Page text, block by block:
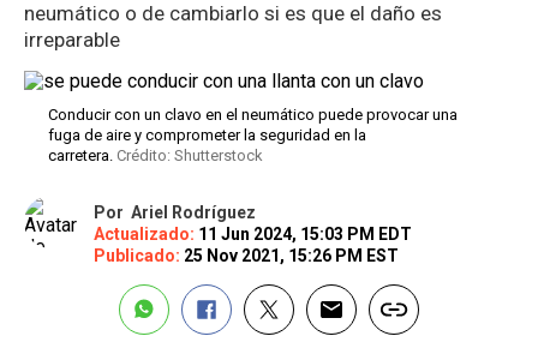
neumático o de cambiarlo si es que el daño es
irreparable
Conducir con un clavo en el neumático puede provocar una
fuga de aire y comprometer la seguridad en la
carretera. Crédito: Shutterstock
Por Ariel Rodríguez
Actualizado: 11 Jun 2024, 15:03 PM EDT
Publicado: 25 Nov 2021, 15:26 PM EST